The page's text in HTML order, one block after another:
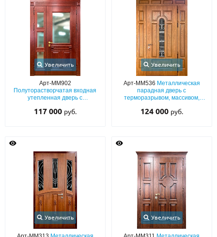
Увеличить
Арт-ММ902
Полуторастворчатая входная
утепленная дверь с
трехкамерным остеклением
117 000 руб.
Увеличить
Арт-ММ536 Металлическая
парадная дверь с
терморазрывом, массивом,
стеклопакетом и ковкой
124 000 руб.
Увеличить Увеличить